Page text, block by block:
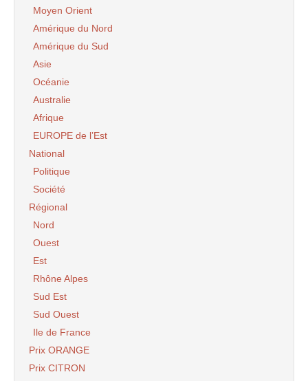
Moyen Orient
Amérique du Nord
Amérique du Sud
Asie
Océanie
Australie
Afrique
EUROPE de l’Est
National
Politique
Société
Régional
Nord
Ouest
Est
Rhône Alpes
Sud Est
Sud Ouest
Ile de France
Prix ORANGE
Prix CITRON